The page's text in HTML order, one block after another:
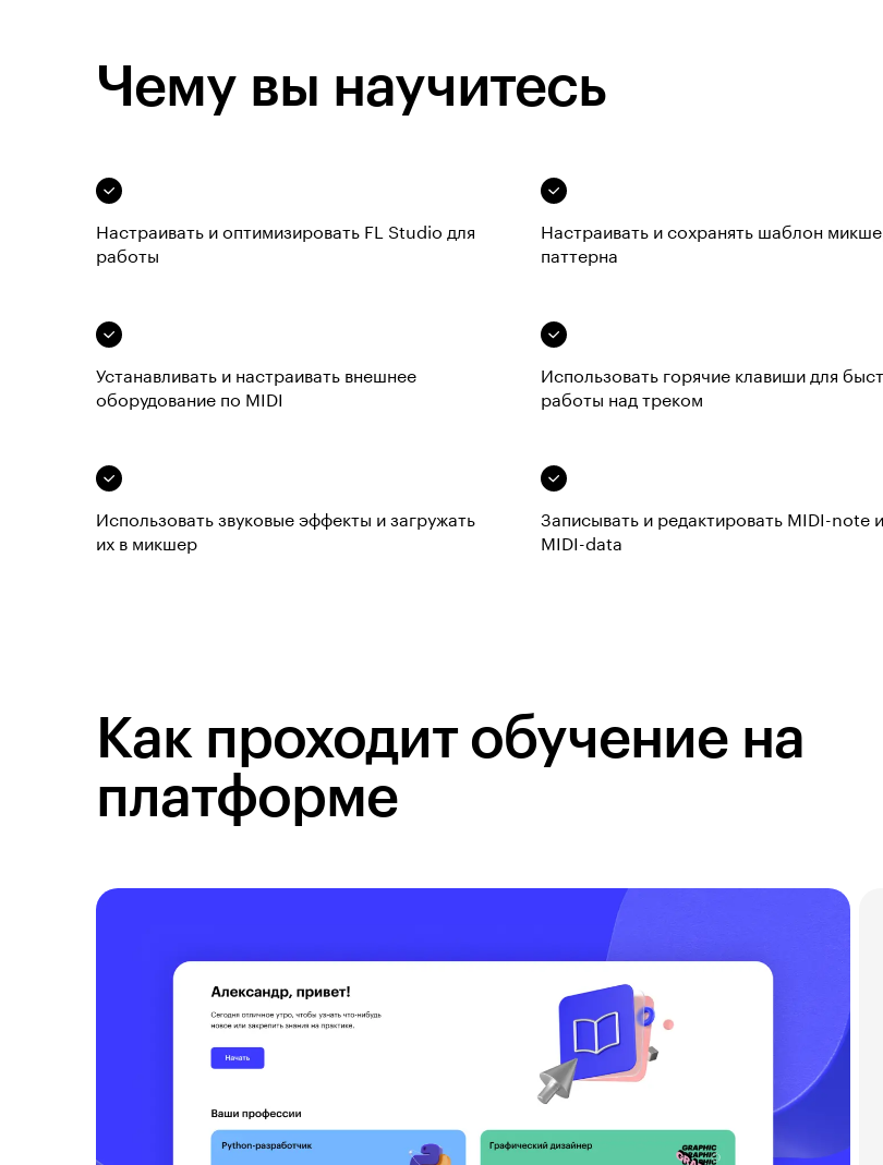
Чему вы научитесь
Настраивать и оптимизировать FL Studio для
работы
Настраивать и сохранять шаблон
паттерна
Устанавливать и настраивать внешнее
оборудование по MIDI
Использовать горячие клавиши для
работы над треком
Использовать звуковые эффекты и загружать
их в микшер
Записывать и редактировать MIDI-note и
MIDI-data
Как проходит обучение на
платформе